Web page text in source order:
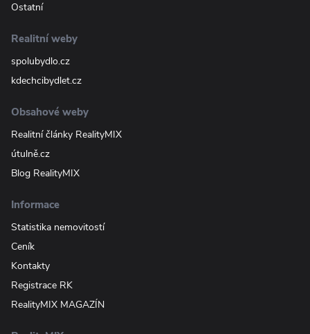
Ostatní
Realitní weby
spolubydlo.cz
kdechcibydlet.cz
Obsahové weby
Realitní články RealityMIX
útulně.cz
Blog RealityMIX
Informace
Statistika nemovitostí
Ceník
Kontakty
Registrace RK
RealityMIX MAGAZÍN